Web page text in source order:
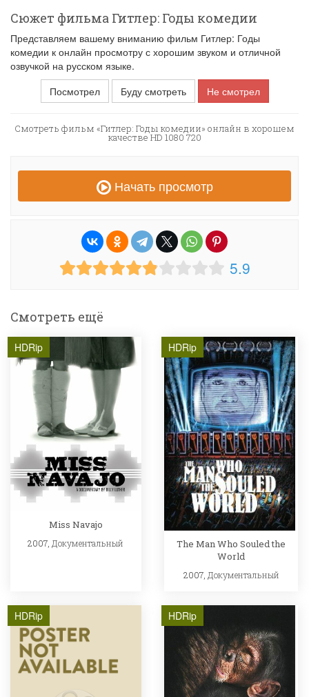
Сюжет фильма Гитлер: Годы комедии
Представляем вашему вниманию фильм Гитлер: Годы
комедии к онлайн просмотру с хорошим звуком и отличной
озвучкой на русском языке.
Посмотрел
Буду смотреть Не смотрел
Смотреть фильм «Гитлер: Годы комедии» онлайн в хорошем
качестве HD 1080 720
Начать просмотр
5.9
Смотреть ещё
HDRip
Miss Navajo
2007, Документальный
HDRip
The Man Who Souled the
World
2007, Документальный
HDRip HDRip